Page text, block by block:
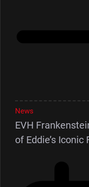
News
EVH
of Eddie’s